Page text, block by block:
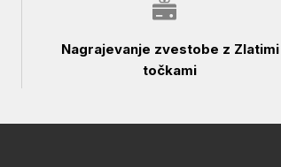
Nagrajevanje zvestobe z Zlatimi
točkami